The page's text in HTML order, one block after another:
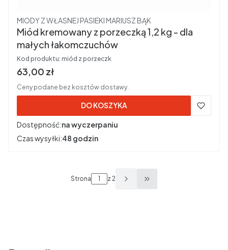
Producent
MIODY Z WŁASNEJ PASIEKI MARIUSZ BĄK
Miód kremowany z porzeczką 1,2 kg - dla
małych łakomczuchów
Kod produktu: miód z porzeczk
Cena brutto
63,00 zł
Ceny podane bez kosztów dostawy.
DO KOSZYKA
Dostępność:na wyczerpaniu
Czas wysyłki:48 godzin
Strona z 2 Przejdź do ostatniej